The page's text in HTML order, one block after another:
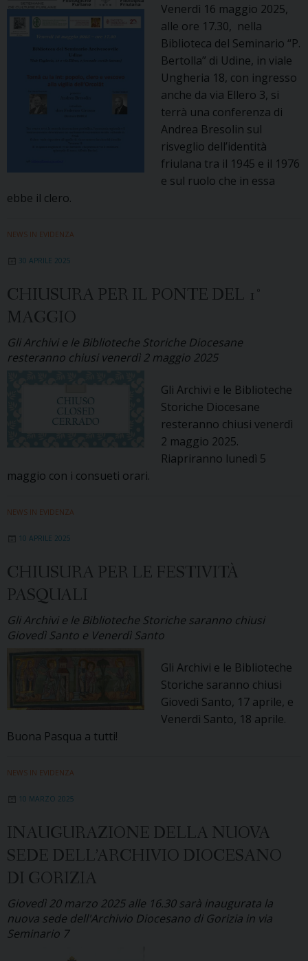
Venerdì 16 maggio 2025,
alle ore 17.30, nella
Biblioteca del Seminario “P.
Bertolla” di Udine, in viale
Ungheria 18, con ingresso
anche da via Ellero 3, si
terrà una conferenza di
Andrea Bresolin sul
risveglio dell’identità
friulana tra il 1945 e il 1976
e sul ruolo che in essa
ebbe il clero.
NEWS IN EVIDENZA
30 APRILE 2025
CHIUSURA PER IL PONTE DEL 1°
MAGGIO
Gli Archivi e le Biblioteche Storiche Diocesane
resteranno chiusi venerdì 2 maggio 2025
Gli Archivi e le Biblioteche
Storiche Diocesane
resteranno chiusi venerdì
2 maggio 2025.
Riapriranno lunedì 5
maggio con i consueti orari.
NEWS IN EVIDENZA
10 APRILE 2025
CHIUSURA PER LE FESTIVITÀ
PASQUALI
Gli Archivi e le Biblioteche Storiche saranno chiusi
Giovedì Santo e Venerdì Santo
Gli Archivi e le Biblioteche
Storiche saranno chiusi
Giovedì Santo, 17 aprile, e
Venerdì Santo, 18 aprile.
Buona Pasqua a tutti!
NEWS IN EVIDENZA
10 MARZO 2025
INAUGURAZIONE DELLA NUOVA
SEDE DELL’ARCHIVIO DIOCESANO
DI GORIZIA
Giovedì 20 marzo 2025 alle 16.30 sarà inaugurata la
nuova sede dell'Archivio Diocesano di Gorizia in via
Seminario 7